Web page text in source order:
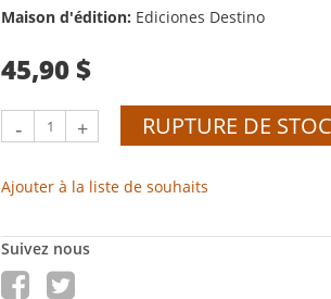
Maison d'édition: Ediciones Destino
45,90 $
- + RUPTURE DE
Ajouter à la liste de souhaits
Suivez nous